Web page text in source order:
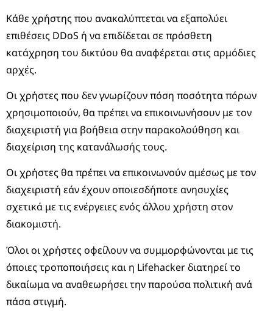
Κάθε χρήστης που ανακαλύπτεται να εξαπολύει
επιθέσεις DDoS ή να επιδίδεται σε πρόσθετη
κατάχρηση του δικτύου θα αναφέρεται στις αρμόδιες
αρχές.
Οι χρήστες που δεν γνωρίζουν πόση ποσότητα πόρων
χρησιμοποιούν, θα πρέπει να επικοινωνήσουν με τον
διαχειριστή για βοήθεια στην παρακολούθηση και
διαχείριση της κατανάλωσής τους.
Οι χρήστες θα πρέπει να επικοινωνούν αμέσως με τον
διαχειριστή εάν έχουν οποιεσδήποτε ανησυχίες
σχετικά με τις ενέργειες ενός άλλου χρήστη στον
διακομιστή.
Όλοι οι χρήστες οφείλουν να συμμορφώνονται με τις
όποιες τροποποιήσεις και η Lifehacker διατηρεί το
δικαίωμα να αναθεωρήσει την παρούσα πολιτική ανά
πάσα στιγμή.